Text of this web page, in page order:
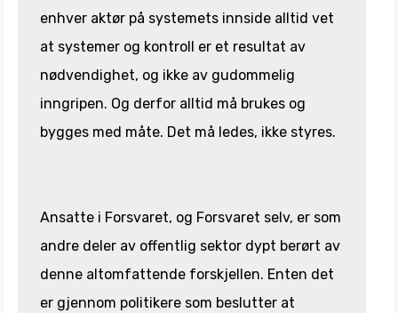
enhver aktør på systemets innside alltid vet
at systemer og kontroll er et resultat av
nødvendighet, og ikke av gudommelig
inngripen. Og derfor alltid må brukes og
bygges med måte. Det må ledes, ikke styres.
Ansatte i Forsvaret, og Forsvaret selv, er som
andre deler av offentlig sektor dypt berørt av
denne altomfattende forskjellen. Enten det
er gjennom politikere som beslutter at